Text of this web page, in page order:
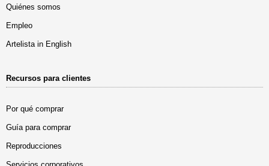
Quiénes somos
Empleo
Artelista in English
Recursos para clientes
Por qué comprar
Guía para comprar
Reproducciones